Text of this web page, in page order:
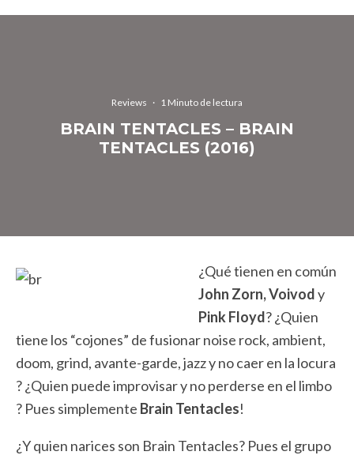
Reviews · 1 Minuto de lectura
BRAIN TENTACLES – BRAIN
TENTACLES (2016)
¿Qué tienen en común
John Zorn,Voivody
Pink Floyd? ¿Quien
tiene los “cojones” de fusionar noise rock, ambient,
doom, grind, avante-garde, jazz y no caer en la locura
? ¿Quien puede improvisar y no perderse en el limbo
? Pues simplemente Brain Tentacles!
¿Y quien narices son Brain Tentacles? Pues el grupo